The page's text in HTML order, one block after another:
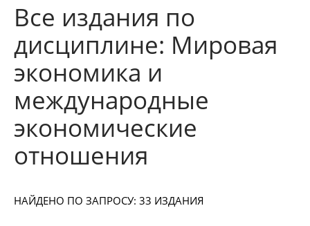
Все издания по
дисциплине: Мировая
экономика и
международные
экономические
отношения
НАЙДЕНО ПО ЗАПРОСУ: 33 ИЗДАНИЯ